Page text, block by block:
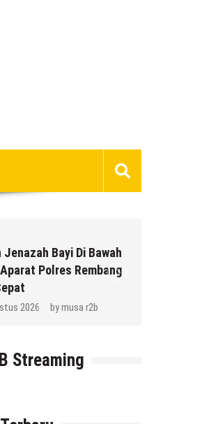
Jenazah Bayi Di Bawah
Polres Rembang
2026 bymusa r2b
Streaming